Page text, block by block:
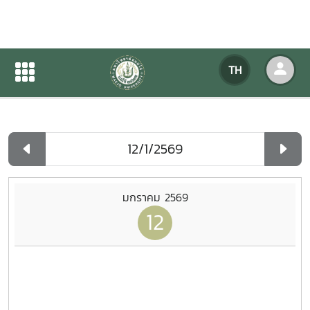
TH
ปฏิทินกิจกรรมของหน่วยงาน
ปฏิทินกิจกรรมของหน่วยงาน
มกราคม 2569
12